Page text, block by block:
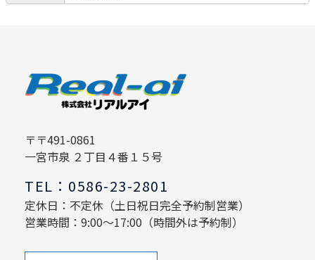
〒〒491-0861
一宮市泉 ２丁目４番１５号
TEL：0586-23-2801
定休日：不定休（土日祝日完全予約制営業）
営業時間：9:00～17:00（時間外は予約制）